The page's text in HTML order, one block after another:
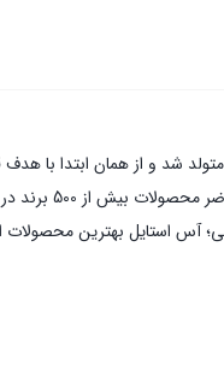
آس استایل
آس استایل بهترین